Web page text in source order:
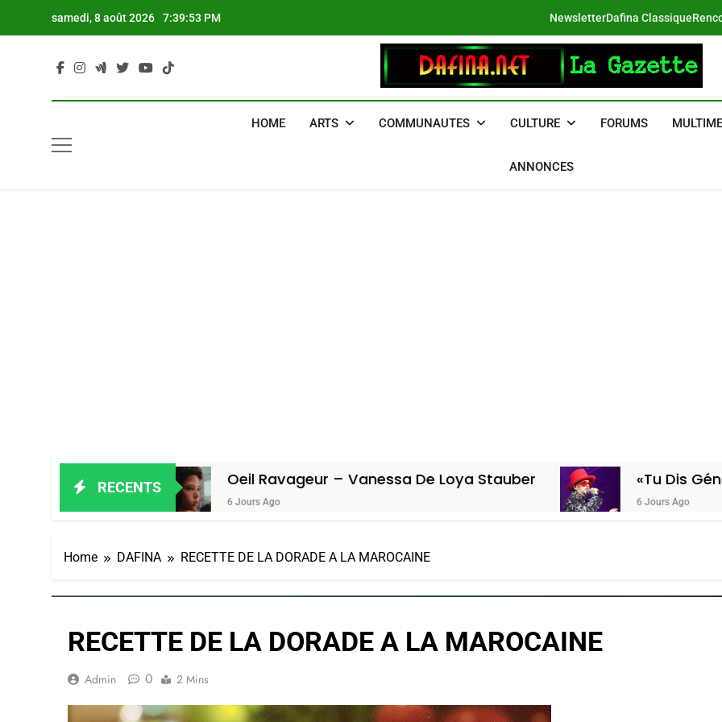
samedi, 8 août 2026 7:39:54 PM NewsletterDafina Classique
DAFINA
HOME ARTS COMMUNAUTES CULTURE FORUMS
ANNONCES
RECENTSOeil Ravageur – Vanessa De Loya Stauber
6 Jours Ago
«Tu Dis Génocide, Je
6 Jours Ago
Home DAFINA RECETTE DE LA DORADE A LA MAROCAINE
RECETTE DE LA DORADE A LA MAROCAINE
Admin 0 2 Mins